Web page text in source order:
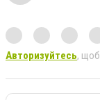
Авторизуйтесь, щоб